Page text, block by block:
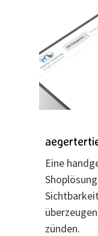
Eine
zünden.